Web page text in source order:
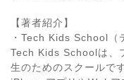
【著者紹介】
・Tech Kids School（
Tech Kids Schoolは、
生のためのスクールです